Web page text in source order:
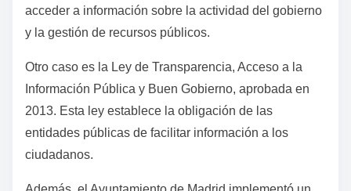
acceder a información sobre la actividad del gobierno
y la gestión de recursos públicos.
Otro caso es la Ley de Transparencia, Acceso a la
Información Pública y Buen Gobierno, aprobada en
2013. Esta ley establece la obligación de las
entidades públicas de facilitar información a los
ciudadanos.